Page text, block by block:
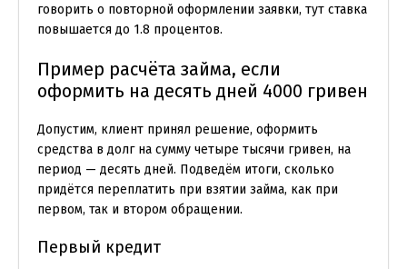
говорить о повторной оформлении заявки, тут ставка
повышается до 1.8 процентов.
Пример расчёта займа, если
оформить на десять дней 4000 гривен
Допустим, клиент принял решение, оформить
средства в долг на сумму четыре тысячи гривен, на
период — десять дней. Подведём итоги, сколько
придётся переплатить при взятии займа, как при
первом, так и втором обращении.
Первый кредит